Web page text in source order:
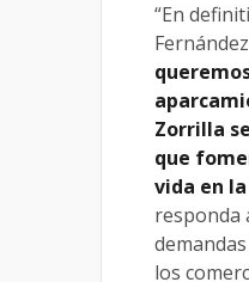
“En
Zorrilla
que
vida en
responda
los